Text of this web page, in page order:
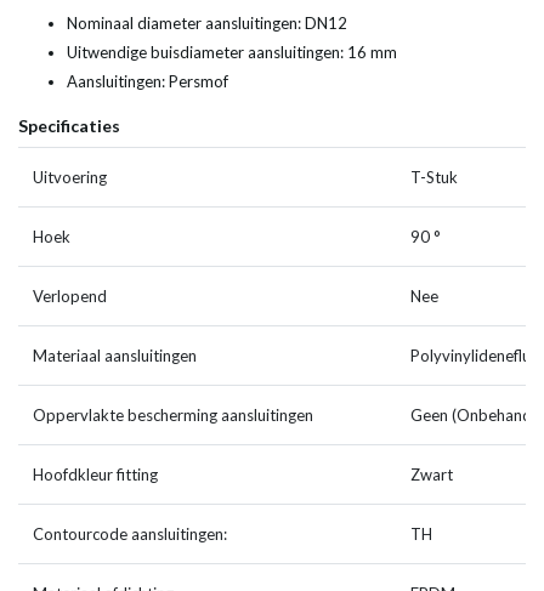
Nominaal diameter aansluitingen: DN12
Uitwendige buisdiameter aansluitingen: 16 mm
Aansluitingen: Persmof
Specificaties
Uitvoering T-Stuk
Hoek 90 °
Verlopend Nee
Materiaal aansluitingen
Oppervlakte bescherming aansluitingen Geen
Hoofdkleur fitting Zwart
Contourcode aansluitingen: TH